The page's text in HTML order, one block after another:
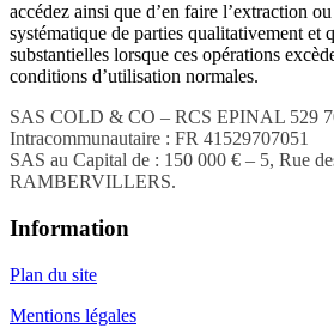
accédez ainsi que d’en faire l’extraction
systématique de parties qualitativement et
substantielles lorsque ces opérations
conditions d’utilisation normales.
SAS COLD & CO – RCS EPINAL 529
Intracommunautaire : FR 41529707051
SAS au Capital de : 150 000 € – 5, Rue
RAMBERVILLERS.
Information
Plan du site
Mentions légales